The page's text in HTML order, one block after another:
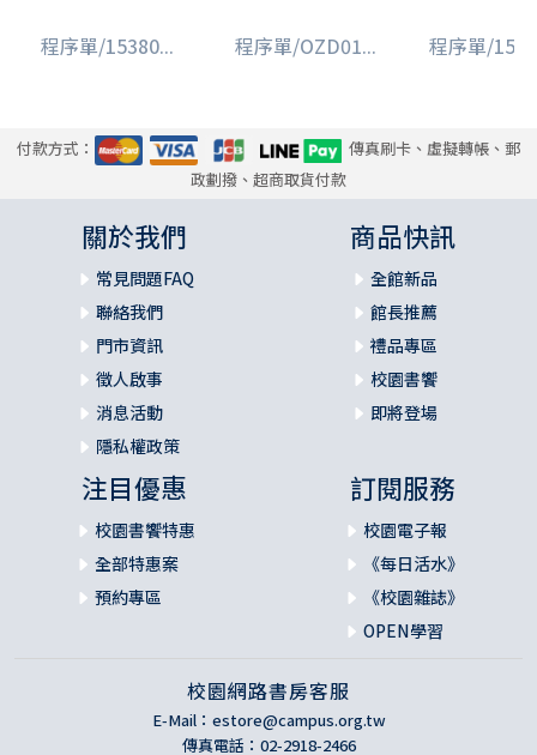
程序單/15380... 程序單/OZD01... 程序單/
付款方式：
傳真刷卡、虛擬轉帳、郵
政劃撥、超商取貨付款
關於我們
常見問題FAQ
聯絡我們
門市資訊
徵人啟事
消息活動
隱私權政策
商品快訊
全館新品
館長推薦
禮品專區
校園書饗
即將登場
注目優惠
校園書饗特惠
全部特惠案
預約專區
訂閱服務
校園電子報
《每日活水》
《校園雜誌》
OPEN學習
校園網路書房客服
E-Mail： estore@campus.org.tw
傳真電話：02-2918-2466